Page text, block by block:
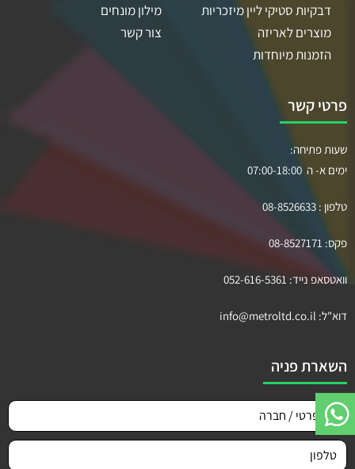
דבקיות סטיקי ליין מיזכריות
מוצרים לאריזה
הזמנות מיוחדות
מילון מונחים
צור קשר
פרטי קשר
שעות פתיחה:
ימים א- ה 07:00-18:00
טלפון : 08-8526633
פקס: 08-8527171
וואטסאפ נייד: 052-616-5361
דוא"ל: info@metroltd.co.il
השארת פניה